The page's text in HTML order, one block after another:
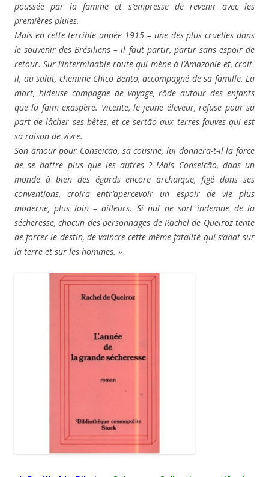
poussée par la famine et s’empresse de revenir avec les
premières pluies.
Mais en cette terrible année 1915 – une des plus cruelles dans
le souvenir des Brésiliens – il faut partir, partir sans espoir de
retour. Sur l’interminable route qui mène à l’Amazonie et, croit-
il, au salut, chemine Chico Bento, accompagné de sa famille. La
mort, hideuse compagne de voyage, rôde autour des enfants
que la faim exaspère. Vicente, le jeune éleveur, refuse pour sa
part de lâcher ses bêtes, et ce sertão aux terres fauves qui est
sa raison de vivre.
Son amour pour Conseicão, sa cousine, lui donnera-t-il la force
de se battre plus que les autres ? Mais Conseicão, dans un
monde à bien des égards encore archaïque, figé dans ses
conventions, croira entr’apercevoir un espoir de vie plus
moderne, plus loin – ailleurs. Si nul ne sort indemne de la
sécheresse, chacun des personnages de Rachel de Queiroz tente
de forcer le destin, de vaincre cette même fatalité qui s’abat sur
la terre et sur les hommes. »